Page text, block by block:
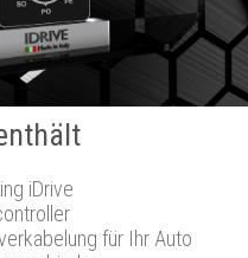
iDrive
für Ihr Auto